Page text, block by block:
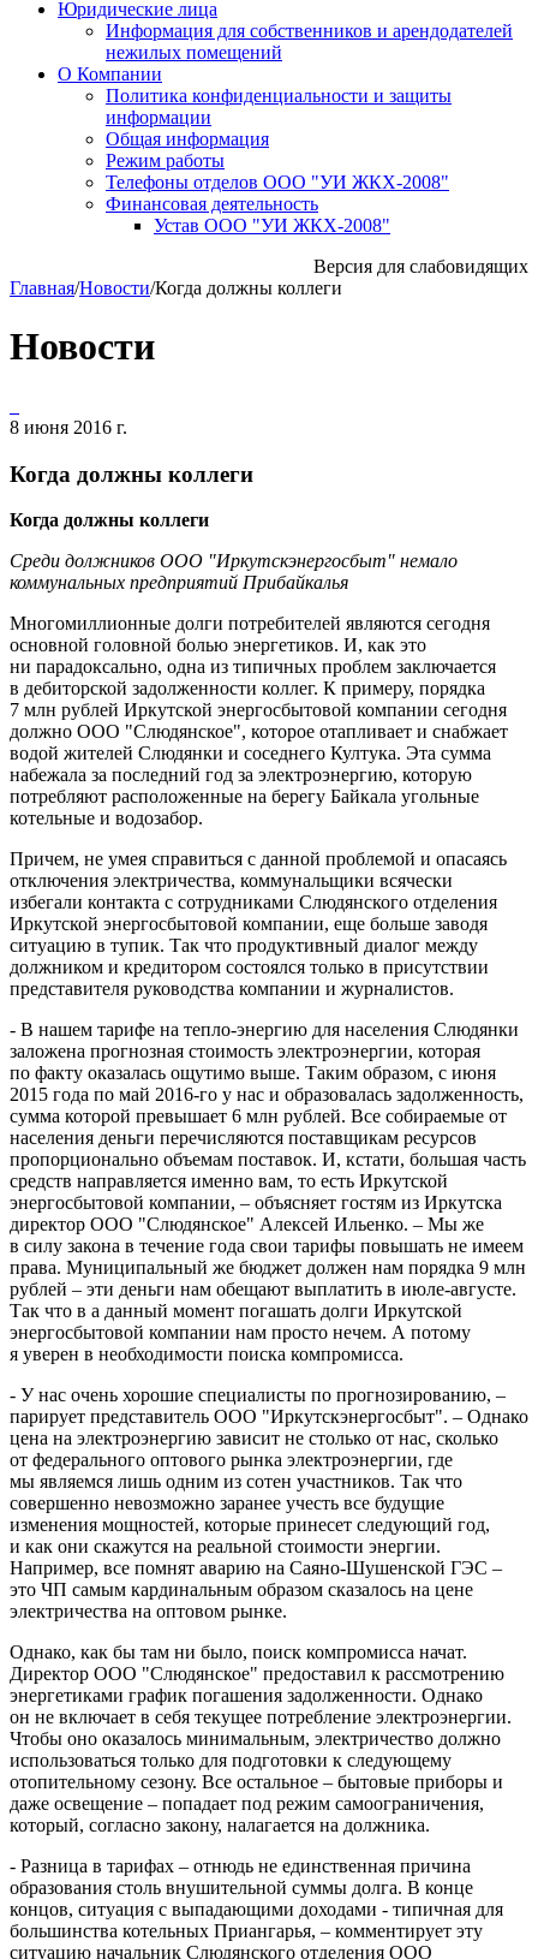
Юридические лица
Информация для собственников и арендодателей
нежилых помещений
О Компании
Политика конфиденциальности и защиты
информации
Общая информация
Режим работы
Телефоны отделов ООО "УИ ЖКХ-2008"
Финансовая деятельность
Устав ООО "УИ ЖКХ-2008"
Версия для слабовидящих
Главная/Новости/Когда должны коллеги
Новости
8 июня 2016 г.
Когда должны коллеги
Когда должны коллеги
Среди должников ООО "Иркутскэнергосбыт" немало
коммунальных предприятий Прибайкалья
Многомиллионные долги потребителей являются сегодня
основной головной болью энергетиков. И, как это
ни парадоксально, одна из типичных проблем заключается
в дебиторской задолженности коллег. К примеру, порядка
7 млн рублей Иркутской энергосбытовой компании сегодня
должно ООО "Слюдянское", которое отапливает и снабжает
водой жителей Слюдянки и соседнего Култука. Эта сумма
набежала за последний год за электроэнергию, которую
потребляют расположенные на берегу Байкала угольные
котельные и водозабор.
Причем, не умея справиться с данной проблемой и опасаясь
отключения электричества, коммунальщики всячески
избегали контакта с сотрудниками Слюдянского отделения
Иркутской энергосбытовой компании, еще больше заводя
ситуацию в тупик. Так что продуктивный диалог между
должником и кредитором состоялся только в присутствии
представителя руководства компании и журналистов.
- В нашем тарифе на тепло-энергию для населения Слюдянки
заложена прогнозная стоимость электроэнергии, которая
по факту оказалась ощутимо выше. Таким образом, с июня
2015 года по май 2016-го у нас и образовалась задолженность,
сумма которой превышает 6 млн рублей. Все собираемые от
населения деньги перечисляются поставщикам ресурсов
пропорционально объемам поставок. И, кстати, большая часть
средств направляется именно вам, то есть Иркутской
энергосбытовой компании, – объясняет гостям из Иркутска
директор ООО "Слюдянское" Алексей Ильенко. – Мы же
в силу закона в течение года свои тарифы повышать не имеем
права. Муниципальный же бюджет должен нам порядка 9 млн
рублей – эти деньги нам обещают выплатить в июле-августе.
Так что в а данный момент погашать долги Иркутской
энергосбытовой компании нам просто нечем. А потому
я уверен в необходимости поиска компромисса.
- У нас очень хорошие специалисты по прогнозированию, –
парирует представитель ООО "Иркутскэнергосбыт". – Однако
цена на электроэнергию зависит не столько от нас, сколько
от федерального оптового рынка электроэнергии, где
мы являемся лишь одним из сотен участников. Так что
совершенно невозможно заранее учесть все будущие
изменения мощностей, которые принесет следующий год,
и как они скажутся на реальной стоимости энергии.
Например, все помнят аварию на Саяно-Шушенской ГЭС –
это ЧП самым кардинальным образом сказалось на цене
электричества на оптовом рынке.
Однако, как бы там ни было, поиск компромисса начат.
Директор ООО "Слюдянское" предоставил к рассмотрению
энергетиками график погашения задолженности. Однако
он не включает в себя текущее потребление электроэнергии.
Чтобы оно оказалось минимальным, электричество должно
использоваться только для подготовки к следующему
отопительному сезону. Все остальное – бытовые приборы и
даже освещение – попадает под режим самоограничения,
который, согласно закону, налагается на должника.
- Разница в тарифах – отнюдь не единственная причина
образования столь внушительной суммы долга. В конце
концов, ситуация с выпадающими доходами - типичная для
большинства котельных Приангарья, – комментирует эту
ситуацию начальник Слюдянского отделения ООО